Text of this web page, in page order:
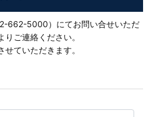
662-5000）にてお問い合せいただ
ご連絡ください。
ていただきます。